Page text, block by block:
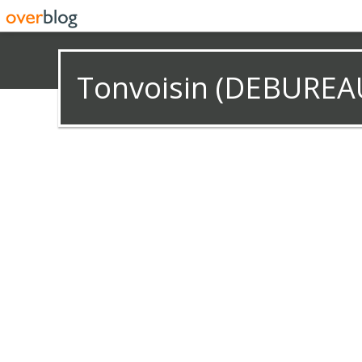
Tonvoisin